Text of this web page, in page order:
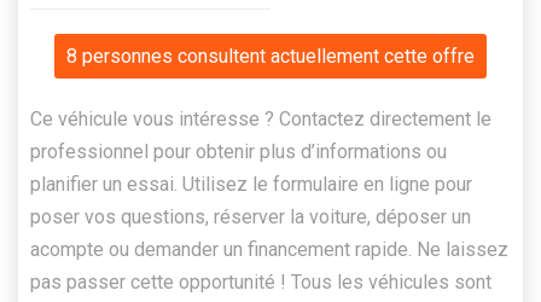
8 personnes consultent actuellement cette offre
Ce véhicule vous intéresse ? Contactez directement le
professionnel pour obtenir plus d’informations ou
planifier un essai. Utilisez le formulaire en ligne pour
poser vos questions, réserver la voiture, déposer un
acompte ou demander un financement rapide. Ne laissez
pas passer cette opportunité ! Tous les véhicules sont